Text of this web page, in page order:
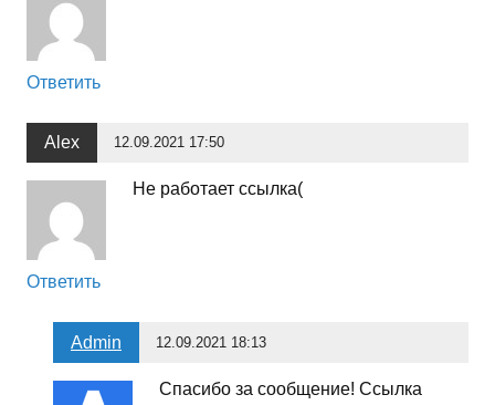
Ответить
Alex 12.09.2021 17:50
Не работает ссылка(
Ответить
Admin 12.09.2021 18:13
Спасибо за сообщение! Ссылка